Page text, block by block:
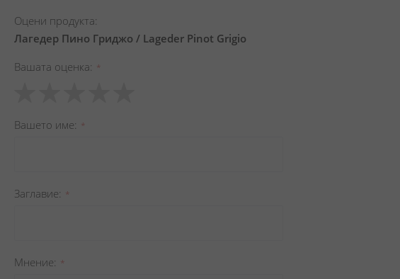
Оцени продукта:
Лагедер Пино Гриджо / Lageder Pinot Grigio
Вашата оценка
star
stars
stars
stars
stars
Вашето име
Заглавиe
Мнение